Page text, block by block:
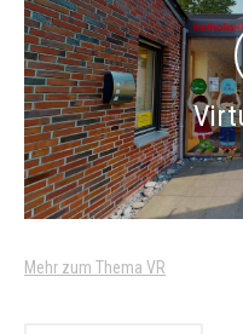
Mehr zum Thema VR